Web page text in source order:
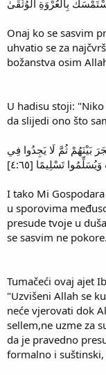
بِالْعُرْوَةِ الْوُثْقَىٰ
Onaj ko se sasvim
uhvatio se za
božanstva osim
U hadisu stoji:
da slijedi ono što
بَيْنَهُمْ ثُمَّ لَا يَجِدُوا فِي
تَسْلِيمًا [٤:٦٥]
I tako Mi
u sporovima
presude tvoje u
se sasvim ne
Tumačeći ovaj ajet
"Uzvišeni Allah se
neće vjerovati dok
sellem,ne uzme za
da je pravedno
formalno i